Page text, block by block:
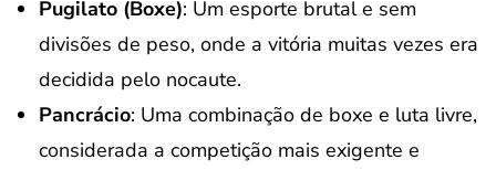
Pugilato (Boxe): Um esporte brutal e sem
divisões de peso, onde a vitória muitas vezes era
decidida pelo nocaute.
Pancrácio: Uma combinação de boxe e luta livre,
considerada a competição mais exigente e